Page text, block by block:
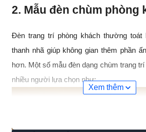
2. Mẫu đèn chùm phòng
Đèn trang trí phòng khách thường toát
thanh nhã giúp không gian thêm phần
hơn. Một số mẫu đèn dạng chùm trang
nhiều người lựa chọn như:
Xem thêm